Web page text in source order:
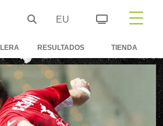
EU
RESULTADOS TIENDA